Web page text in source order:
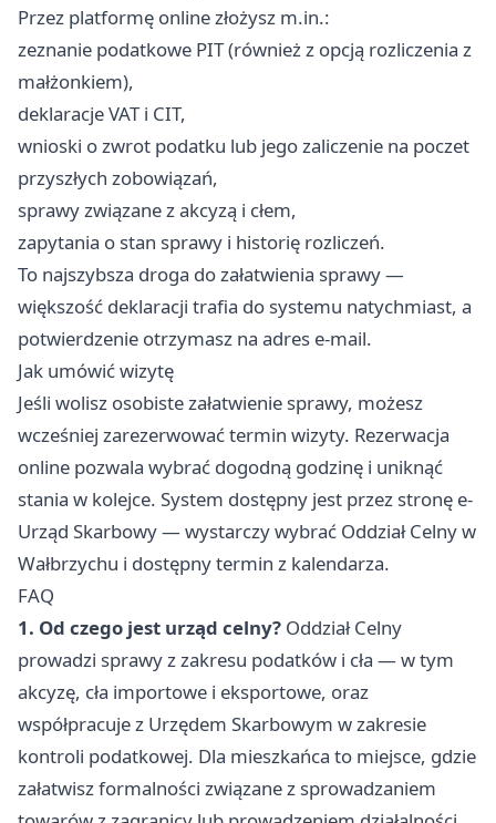
Przez platformę online złożysz m.in.:
zeznanie podatkowe PIT (również z opcją rozliczenia z
małżonkiem),
deklaracje VAT i CIT,
wnioski o zwrot podatku lub jego zaliczenie na poczet
przyszłych zobowiązań,
sprawy związane z akcyzą i cłem,
zapytania o stan sprawy i historię rozliczeń.
To najszybsza droga do załatwienia sprawy —
większość deklaracji trafia do systemu natychmiast, a
potwierdzenie otrzymasz na adres e-mail.
Jak umówić wizytę
Jeśli wolisz osobiste załatwienie sprawy, możesz
wcześniej zarezerwować termin wizyty. Rezerwacja
online pozwala wybrać dogodną godzinę i uniknąć
stania w kolejce. System dostępny jest przez stronę e-
Urząd Skarbowy — wystarczy wybrać Oddział Celny w
Wałbrzychu i dostępny termin z kalendarza.
FAQ
1. Od czego jest urząd celny? Oddział Celny
prowadzi sprawy z zakresu podatków i cła — w tym
akcyzę, cła importowe i eksportowe, oraz
współpracuje z Urzędem Skarbowym w zakresie
kontroli podatkowej. Dla mieszkańca to miejsce, gdzie
załatwisz formalności związane z sprowadzaniem